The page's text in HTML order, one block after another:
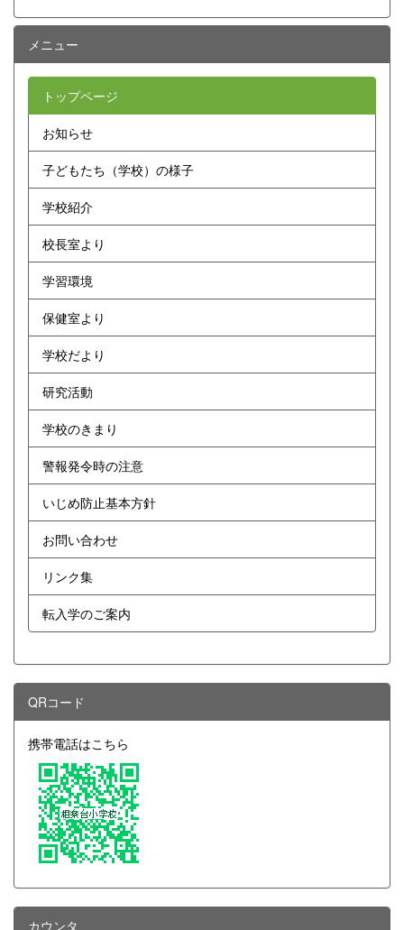
メニュー
トップページ
お知らせ
子どもたち（学校）の様子
学校紹介
校長室より
学習環境
保健室より
学校だより
研究活動
学校のきまり
警報発令時の注意
いじめ防止基本方針
お問い合わせ
リンク集
転入学のご案内
QRコード
携帯電話はこちら
カウンタ